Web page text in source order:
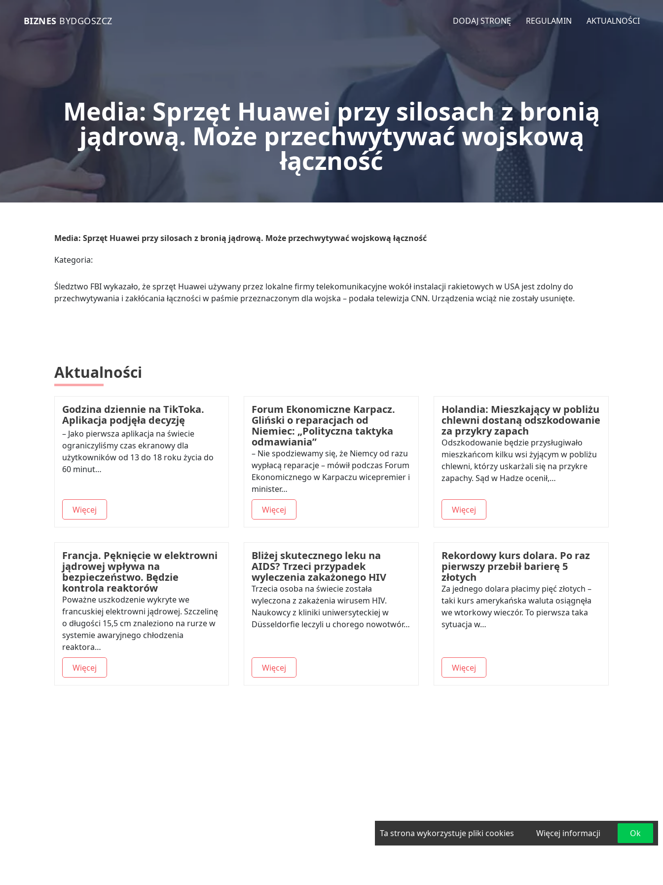
BIZNES BYDGOSZCZ DODAJ STRONĘ REGULAMIN AKTUALNOŚCI
Media: Sprzęt Huawei przy silosach z bronią
jądrową. Może przechwytywać wojskową
łączność
Media: Sprzęt Huawei przy silosach z bronią jądrową. Może przechwytywać wojskową łączność
Kategoria:
Śledztwo FBI wykazało, że sprzęt Huawei używany przez lokalne firmy telekomunikacyjne wokół instalacji rakietowych w USA jest zdolny do
przechwytywania i zakłócania łączności w paśmie przeznaczonym dla wojska – podała telewizja CNN. Urządzenia wciąż nie zostały usunięte.
Aktualności
Godzina dziennie na TikToka.
Aplikacja podjęła decyzję
– Jako pierwsza aplikacja na świecie
ograniczyliśmy czas ekranowy dla
użytkowników od 13 do 18 roku życia do
60 minut…
Więcej
Forum Ekonomiczne Karpacz.
Gliński o reparacjach od
Niemiec: „Polityczna taktyka
odmawiania”
– Nie spodziewamy się, że Niemcy od razu
wypłacą reparacje – mówił podczas Forum
Ekonomicznego w Karpaczu wicepremier i
minister…
Więcej
Holandia: Mieszkający w pobliżu
chlewni dostaną odszkodowanie
za przykry zapach
Odszkodowanie będzie przysługiwało
mieszkańcom kilku wsi żyjącym w pobliżu
chlewni, którzy uskarżali się na przykre
zapachy. Sąd w Hadze ocenił,…
Więcej
Francja. Pęknięcie w elektrowni
jądrowej wpływa na
bezpieczeństwo. Będzie
kontrola reaktorów
Poważne uszkodzenie wykryte we
francuskiej elektrowni jądrowej. Szczelinę
o długości 15,5 cm znaleziono na rurze w
systemie awaryjnego chłodzenia
reaktora…
Więcej
Bliżej skutecznego leku na
AIDS? Trzeci przypadek
wyleczenia zakażonego HIV
Trzecia osoba na świecie została
wyleczona z zakażenia wirusem HIV.
Naukowcy z kliniki uniwersyteckiej w
Düsseldorfie leczyli u chorego nowotwór…
Więcej
Rekordowy kurs dolara. Po raz
pierwszy przebił barierę 5
złotych
Za jednego dolara płacimy pięć złotych –
taki kurs amerykańska waluta osiągnęła
we wtorkowy wieczór. To pierwsza taka
sytuacja w…
Więcej
Ta strona wykorzystuje pliki cookies Więcej informacji Ok